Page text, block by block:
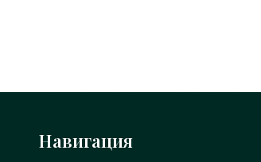
Навигация